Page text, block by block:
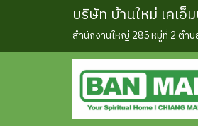
บริษัท บ้านใหม่ เคเอ็
สำนักงานใหญ่ 285 หมู่ที่ 2 ตำ